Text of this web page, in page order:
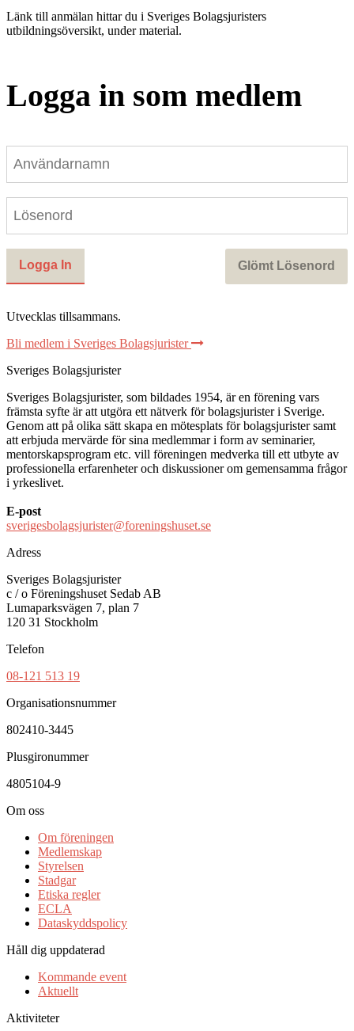
Länk till anmälan hittar du i Sveriges Bolagsjuristers
utbildningsöversikt, under material.
Logga in som medlem
Utvecklas tillsammans.
Bli medlem i Sveriges Bolagsjurister
Sveriges Bolagsjurister
Sveriges Bolagsjurister, som bildades 1954, är en förening vars
främsta syfte är att utgöra ett nätverk för bolagsjurister i Sverige.
Genom att på olika sätt skapa en mötesplats för bolagsjurister samt
att erbjuda mervärde för sina medlemmar i form av seminarier,
mentorskapsprogram etc. vill föreningen medverka till ett utbyte av
professionella erfarenheter och diskussioner om gemensamma frågor
i yrkeslivet.
E-post
sverigesbolagsjurister@foreningshuset.se
Adress
Sveriges Bolagsjurister
c / o Föreningshuset Sedab AB
Lumaparksvägen 7, plan 7
120 31 Stockholm
Telefon
08-121 513 19
Organisationsnummer
802410-3445
Plusgironummer
4805104-9
Om oss
Om föreningen
Medlemskap
Styrelsen
Stadgar
Etiska regler
ECLA
Dataskyddspolicy
Håll dig uppdaterad
Kommande event
Aktuellt
Aktiviteter